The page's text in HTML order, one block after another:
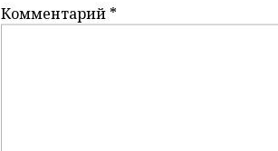
Комментарий *